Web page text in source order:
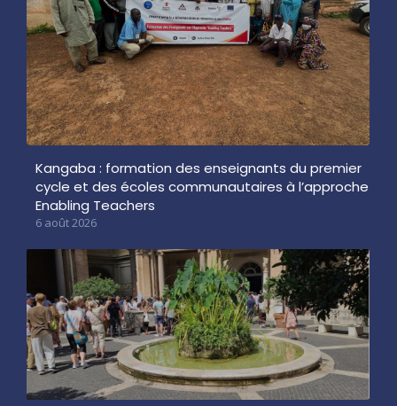
Kangaba : formation des enseignants du premier
cycle et des écoles communautaires à l’approche
Enabling Teachers
6 août 2026